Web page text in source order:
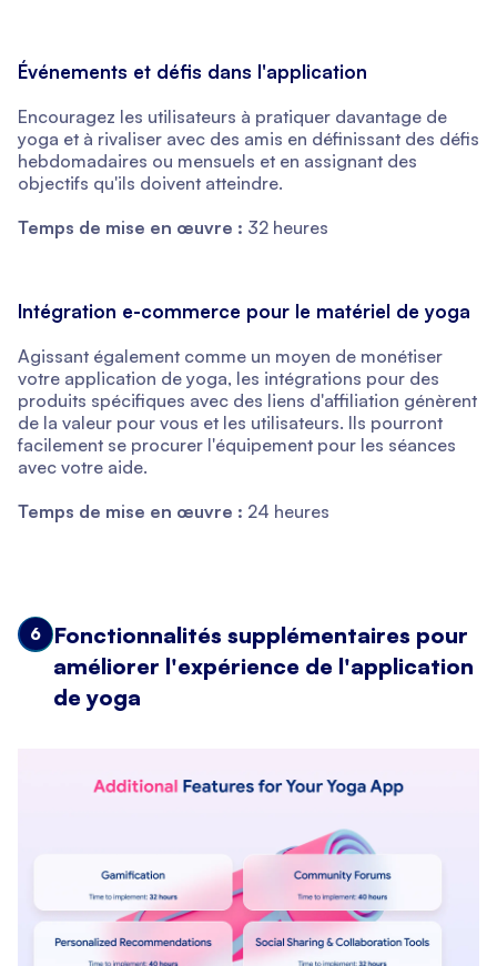
Événements et défis dans l'application
Encouragez les utilisateurs à pratiquer davantage de
yoga et à rivaliser avec des amis en définissant des défis
hebdomadaires ou mensuels et en assignant des
objectifs qu'ils doivent atteindre.
Temps de mise en œuvre : 32 heures
Intégration e-commerce pour le matériel de yoga
Agissant également comme un moyen de monétiser
votre application de yoga, les intégrations pour des
produits spécifiques avec des liens d'affiliation génèrent
de la valeur pour vous et les utilisateurs. Ils pourront
facilement se procurer l'équipement pour les séances
avec votre aide.
Temps de mise en œuvre : 24 heures
6
Fonctionnalités supplémentaires pour
améliorer l'expérience de l'application
de yoga